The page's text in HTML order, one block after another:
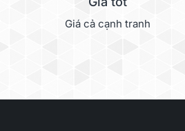
Giá cả cạnh tranh